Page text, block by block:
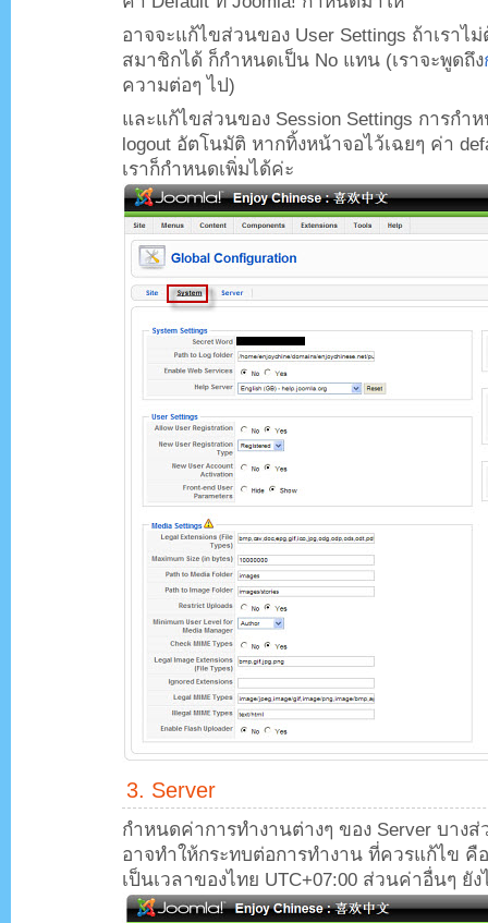
อาจจะแก้ไขส่วนของ User Settings ถ้าเราไ
สมาชิกได้ ก็กำหนดเป็น No แทน (เราจะพูดถึง
ความต่อๆ ไป)
และแก้ไขส่วนของ Session Settings การกำ
logout อัตโนมัติ หากทิ้งหน้าจอไว้เฉยๆ ค่า
เราก็กำหนดเพิ่มได้ค่ะ
3. Server
กำหนดค่าการทำงานต่างๆ ของ Server บางส่
อาจทำให้กระทบต่อการทำงาน ที่ควรแก้ไข คื
เป็นเวลาของไทย UTC+07:00 ส่วนค่าอื่นๆ ยัง